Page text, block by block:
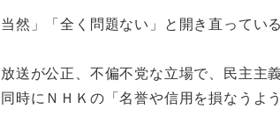
然」「全く問題ない」と開き直ってい
送が公正、不偏不党な立場で、民主主
時にＮＨＫの「名誉や信用を損なうよ